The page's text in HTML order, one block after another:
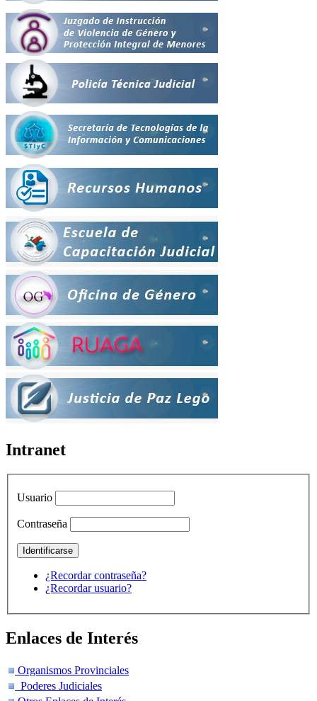
Intranet
Usuario
Contraseña
¿Recordar contraseña?
¿Recordar usuario?
Enlaces de Interés
Organismos Provinciales
Poderes Judiciales